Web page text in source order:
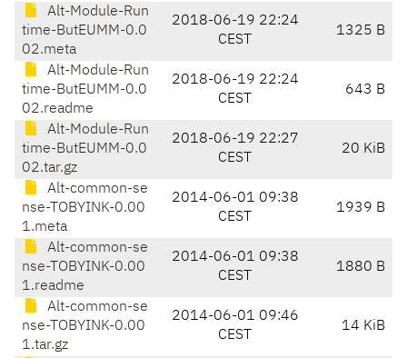
Alt-Module-Run
time-ButEUMM-0.0
02.meta
2018-06-19 22:24
CEST
1325 B
Alt-Module-Run
time-ButEUMM-0.0
02.readme
2018-06-19 22:24
CEST
643 B
Alt-Module-Run
time-ButEUMM-0.0
02.tar.gz
2018-06-19 22:27
CEST
20 KiB
Alt-common-se
nse-TOBYINK-0.00
1.meta
2014-06-01 09:38
CEST
1939 B
Alt-common-se
nse-TOBYINK-0.00
1.readme
2014-06-01 09:38
CEST
1880 B
Alt-common-se
nse-TOBYINK-0.00
1.tar.gz
2014-06-01 09:46
CEST
14 KiB